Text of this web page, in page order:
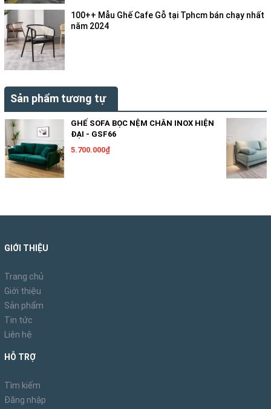
100++ Mẫu Ghế Cafe Gỗ tại Tphcm bán chạy nhất
năm 2024
Sản phẩm tương tự
GHẾ SOFA BỌC NỆM CHÂN INOX HIỆN
ĐẠI - GSF66
5.700.000₫
GIỚI THIỆU
Trang chủ
Giới thiệu
Sản phẩm
Tin tức
Liên hệ
HỖ TRỢ
Tìm kiếm
Đăng nhập